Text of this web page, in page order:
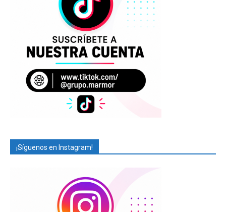
¡Síguenos en Instagram!